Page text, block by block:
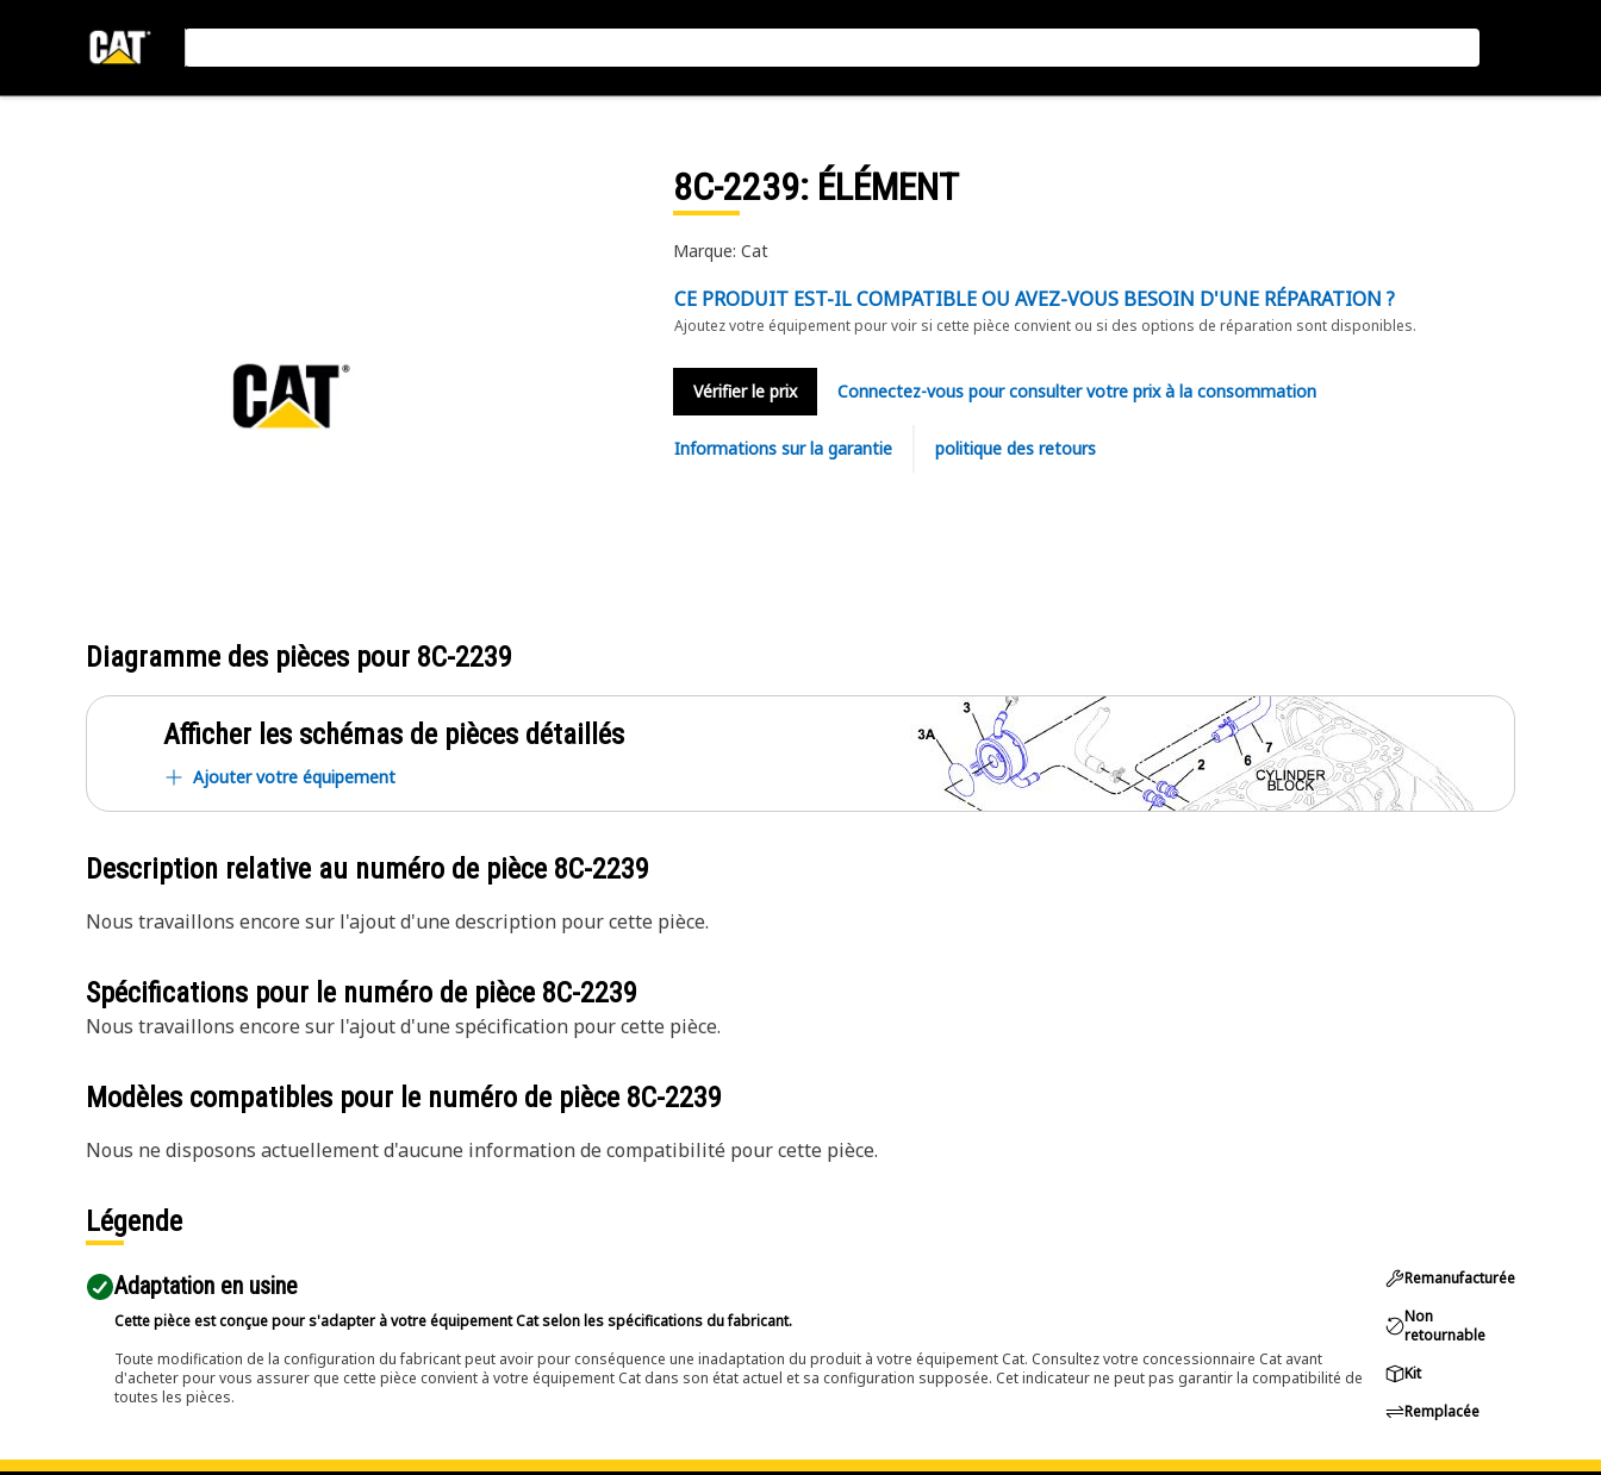
8C-2239: ÉLÉMENT
Marque: Cat
CE PRODUIT EST-IL COMPATIBLE OU AVEZ-VOUS BESOIN D'UNE RÉPARATION ?
Ajoutez votre équipement pour voir si cette pièce convient ou si des options de réparation sont disponibles.
Vérifier le prix Connectez-vous pour consulter votre prix à la consommation
Informations sur la garantie politique des retours
Diagramme des pièces pour 8C-2239
Afficher les schémas de pièces détaillés
Ajouter votre équipement
Description relative au numéro de pièce 8C-2239
Nous travaillons encore sur l'ajout d'une description pour cette pièce.
Spécifications pour le numéro de pièce 8C-2239
Nous travaillons encore sur l'ajout d'une spécification pour cette pièce.
Modèles compatibles pour le numéro de pièce 8C-2239
Nous ne disposons actuellement d'aucune information de compatibilité pour cette pièce.
Légende
Adaptation en usine
Cette pièce est conçue pour s'adapter à votre équipement Cat selon les spécifications du fabricant.
Toute modification de la configuration du fabricant peut avoir pour conséquence une inadaptation du produit à votre équipement Cat. Consultez votre concessionnaire Cat avant
d'acheter pour vous assurer que cette pièce convient à votre équipement Cat dans son état actuel et sa configuration supposée. Cet indicateur ne peut pas garantir la compatibilité de
toutes les pièces.
Remanufacturée
Non
retournable
Kit
Remplacée